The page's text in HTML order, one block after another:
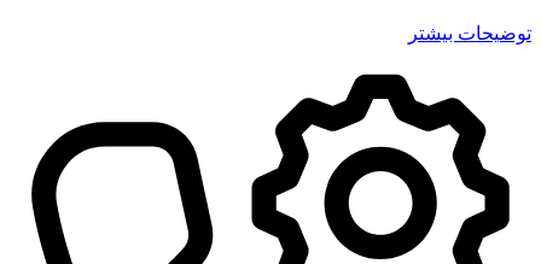
توضیحات بیشتر